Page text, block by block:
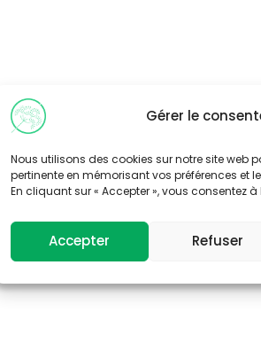
Gérer le
Nous utilisons des cookies sur notre site web
pertinente en mémorisant vos préférences et
En cliquant sur « Accepter », vous consentez
Accepter Refuser